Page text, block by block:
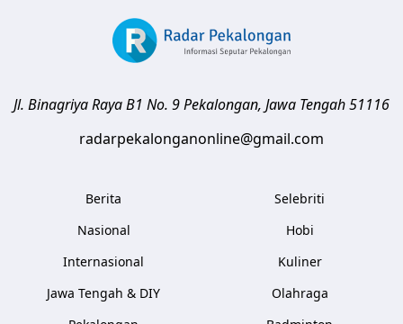
Jl. Binagriya Raya B1 No. 9Pekalongan, Jawa Tengah51116
radarpekalonganonline@gmail.com
Berita
Nasional
Internasional
Jawa Tengah & DIY
Selebriti
Hobi
Kuliner
Olahraga